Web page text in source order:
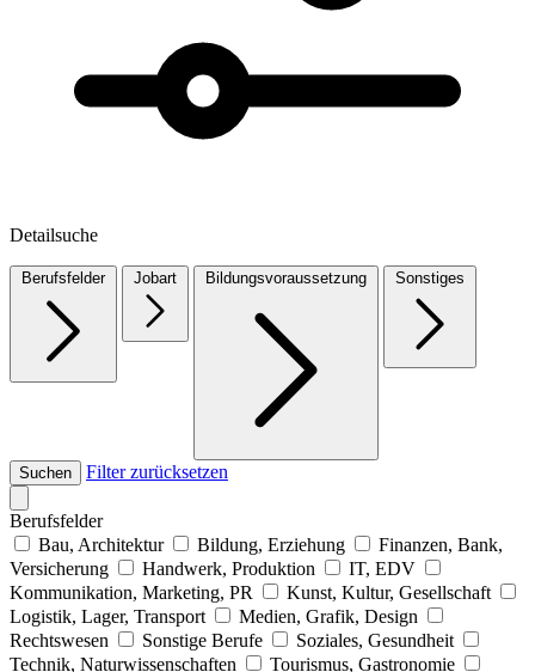
Detailsuche
Berufsfelder Jobart Bildungsvoraussetzung Sonstiges
Suchen Filter zurücksetzen
Berufsfelder
Bau, Architektur
Bildung, Erziehung
Finanzen, Bank,
Versicherung
Handwerk, Produktion
IT, EDV
Kommunikation, Marketing, PR
Kunst, Kultur, Gesellschaft
Logistik, Lager, Transport
Medien, Grafik, Design
Rechtswesen
Sonstige Berufe
Soziales, Gesundheit
Technik, Naturwissenschaften
Tourismus, Gastronomie